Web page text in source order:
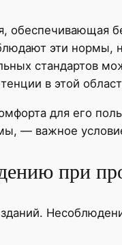
эти нормы,
стандартов
в этой
для его
— важное
при